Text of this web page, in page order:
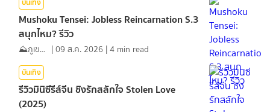
Mushoku Tensei: Jobless Reincarnation S.3
สนุกไหม? รีวิว
⛰️ภูเขาเล่าไปเรื่อย⛰️ |09 ส.ค. 2026 |4 min read
บันเทิง
รีวิวมินิซีรีส์จีน ชิงรักสลักใจ Stolen Love
(2025)